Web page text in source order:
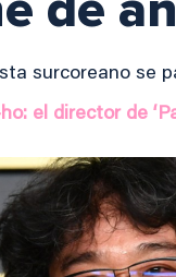
surcoreano se
el director de